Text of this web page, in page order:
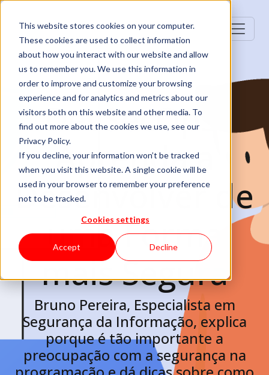
This website stores cookies on your computer.
These cookies are used to collect information
about how you interact with our website and allow
us to remember you. We use this information in
order to improve and customize your browsing
experience and for analytics and metrics about our
visitors both on this website and other media. To
find out more about the cookies we use, see our
Privacy Policy.
If you decline, your information won’t be tracked
when you visit this website. A single cookie will be
used in your browser to remember your preference
not to be tracked.
Cookies settings
Accept Decline
DevSecOps:
Aprenda a
Desenvolver de
uma Forma
mais Segura
Bruno Pereira, Especialista em
Segurança da Informação, explica
porque é tão importante a
preocupação com a segurança na